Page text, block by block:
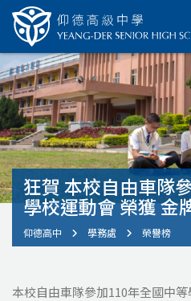
狂賀 本校自由車隊
學校運動會 榮獲 金
仰德高中 學務處 榮譽榜
本校自由車隊參加110年全國中